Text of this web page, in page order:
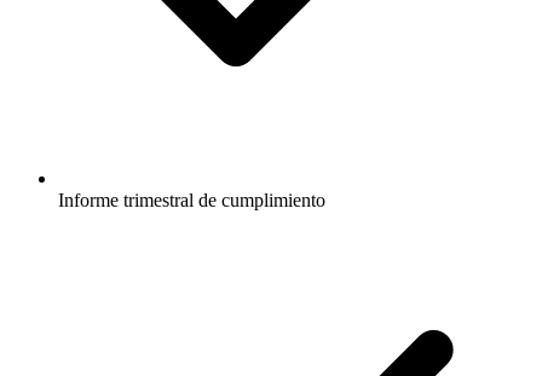
Informe trimestral de cumplimiento